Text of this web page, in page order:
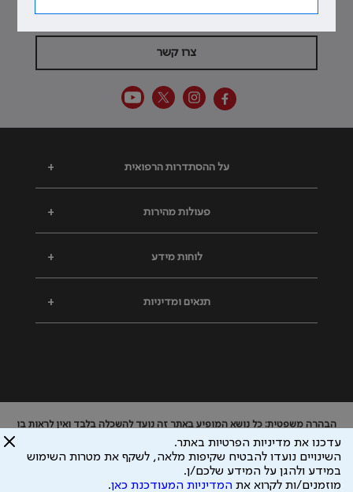
צרו קשר
+ על ההסתדרות הרפואית
+ פעולות מהירות
+ לוחות מידע
+ תנאים ומדיניות
הבהרה משפטית: כל נושא המופיע באתר זה נועד להשכלה בלבד ואין לראות בו
ייעוץ רפואי או משפטי. אין הר"י אחראית לתוכן המתפרסם באתר זה ולכל נזק
שעלול להיגרם.
ידוע לי שהר"י אוספת ושומרת מידע אישי לצורך מתן השרות וכי חלק ממנו עשוי
להיות מועבר לצדדים שלישיים, הכל בכפוף למדיניות הפרטיות
עדכנו את מדיניות הפרטיות באתר.
השינויים נועדו להבטיח שקיפות מלאה, לשקף את מטרות השימוש
במידע ולהגן על המידע שלכם/ן.
מוזמנים/ות לקרוא את המדיניות המעודכנת כאן.